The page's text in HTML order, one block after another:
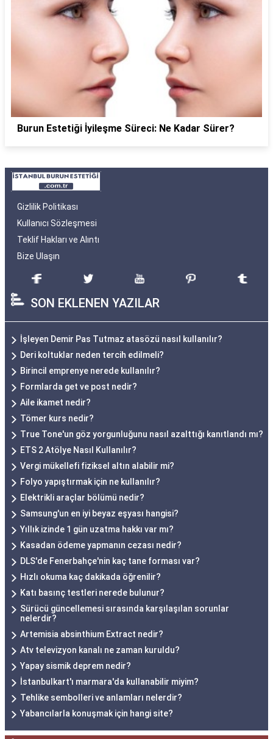
Burun Estetiği İyileşme Süreci: Ne Kadar Sürer?
Gizlilik Politikası
Kullanıcı Sözleşmesi
Teklif Hakları ve Alıntı
Bize Ulaşın
SON EKLENEN YAZILAR
İşleyen Demir Pas Tutmaz atasözü nasıl kullanılır?
Deri koltuklar neden tercih edilmeli?
Birincil emprenye nerede kullanılır?
Formlarda get ve post nedir?
Aile ikamet nedir?
Tömer kurs nedir?
True Tone'un göz yorgunluğunu nasıl azalttığı kanıtlandı mı?
ETS 2 Atölye Nasıl Kullanılır?
Vergi mükellefi fiziksel altın alabilir mi?
Folyo yapıştırmak için ne kullanılır?
Elektrikli araçlar bölümü nedir?
Samsung'un en iyi beyaz eşyası hangisi?
Yıllık izinde 1 gün uzatma hakkı var mı?
Kasadan ödeme yapmanın cezası nedir?
DLS'de Fenerbahçe'nin kaç tane forması var?
Hızlı okuma kaç dakikada öğrenilir?
Katı basınç testleri nerede bulunur?
Sürücü güncellemesi sırasında karşılaşılan sorunlar
nelerdir?
Artemisia absinthium Extract nedir?
Atv televizyon kanalı ne zaman kuruldu?
Yapay sismik deprem nedir?
İstanbulkart'ı marmara'da kullanabilir miyim?
Tehlike sembolleri ve anlamları nelerdir?
Yabancılarla konuşmak için hangi site?